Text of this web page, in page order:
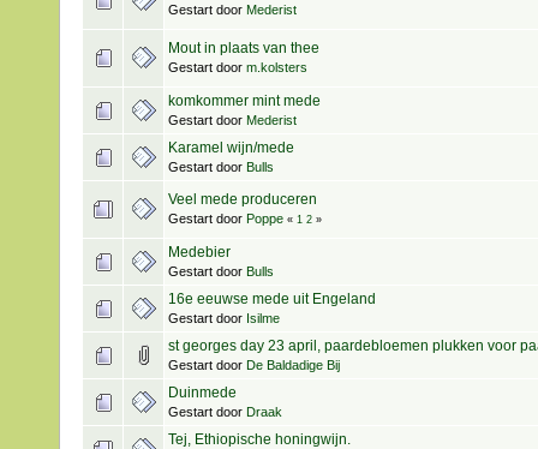
Gestart door Mederist
Mout in plaats van thee
Gestart door m.kolsters
komkommer mint mede
Gestart door Mederist
Karamel wijn/mede
Gestart door Bulls
Veel mede produceren
Gestart door Poppe « 1 2 »
Medebier
Gestart door Bulls
16e eeuwse mede uit Engeland
Gestart door Isilme
st georges day 23 april, paardebloemen plukken voor
Gestart door De Baldadige Bij
Duinmede
Gestart door Draak
Tej, Ethiopische honingwijn.